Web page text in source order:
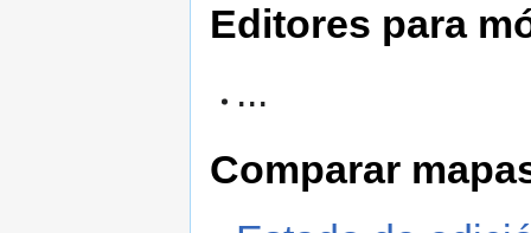
Editores para
...
Comparar